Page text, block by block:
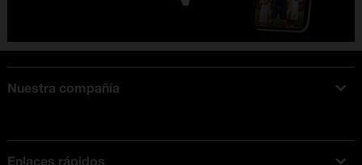
Nuestra compañía
Enlaces rápidos